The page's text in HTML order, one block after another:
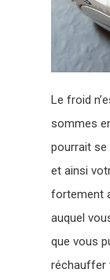
Le froid
sommes
pourrait se
et ainsi
fortement
auquel
que vous
réchauffer